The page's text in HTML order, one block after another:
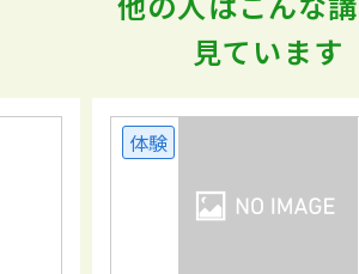
見ています
体験